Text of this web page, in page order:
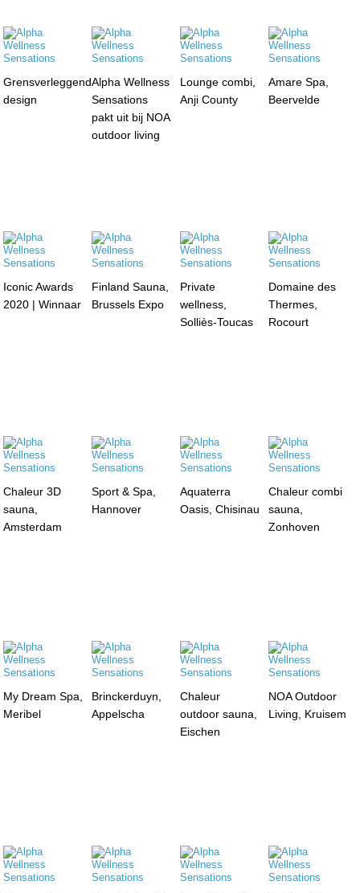
Grensverleggend
design
Alpha Wellness
Sensations
pakt uit bij NOA
outdoor living
Lounge combi,
Anji County
Amare Spa,
Beervelde
Iconic Awards
2020 | Winnaar
Finland Sauna,
Brussels Expo
Private
wellness,
Solliès-Toucas
Domaine des
Thermes,
Rocourt
Chaleur 3D
sauna,
Amsterdam
Sport & Spa,
Hannover
Aquaterra
Oasis, Chisinau
Chaleur combi
sauna,
Zonhoven
My Dream Spa,
Meribel
Brinckerduyn,
Appelscha
Chaleur
outdoor sauna,
Eischen
NOA Outdoor
Living, Kruisem